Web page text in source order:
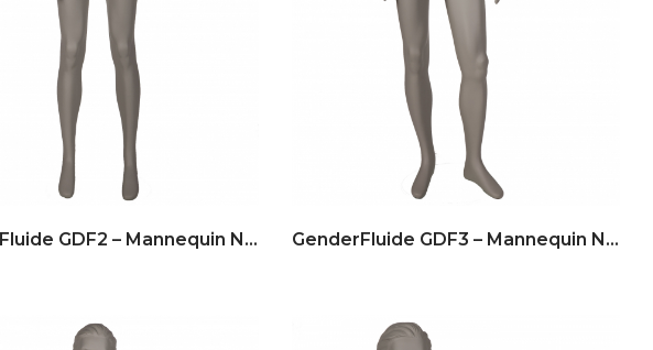
GenderFluide GDF2 – Mannequin No Gender GenderFluide GDF3 – Mannequin No Gender